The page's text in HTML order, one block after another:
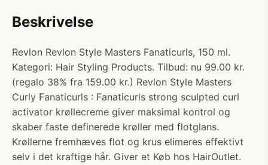
Beskrivelse
Revlon Revlon Style Masters Fanaticurls, 150 ml.
Kategori: Hair Styling Products. Tilbud: nu 99.00 kr.
(regalo 38% fra 159.00 kr.) Revlon Style Masters
Curly Fanaticurls : Fanaticurls strong sculpted curl
activator krøllecreme giver maksimal kontrol og
skaber faste definerede krøller med flotglans.
Krøllerne fremhæves flot og krus elimeres effektivt
selv i det kraftige hår. Giver et Køb hos HairOutlet.